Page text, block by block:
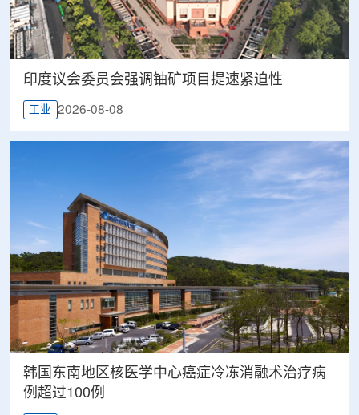
印度议会委员会强调铀矿项目提速紧迫性
工业 2026-08-08
韩国东南地区核医学中心癌症冷冻消融术治疗病
例超过100例